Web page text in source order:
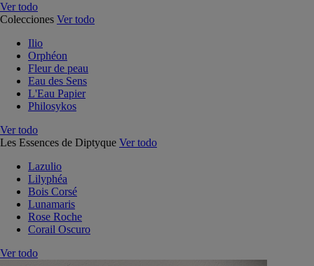
Ver todo
Colecciones Ver todo
Ilio
Orphéon
Fleur de peau
Eau des Sens
L'Eau Papier
Philosykos
Ver todo
Les Essences de Diptyque Ver todo
Lazulio
Lilyphéa
Bois Corsé
Lunamaris
Rose Roche
Corail Oscuro
Ver todo